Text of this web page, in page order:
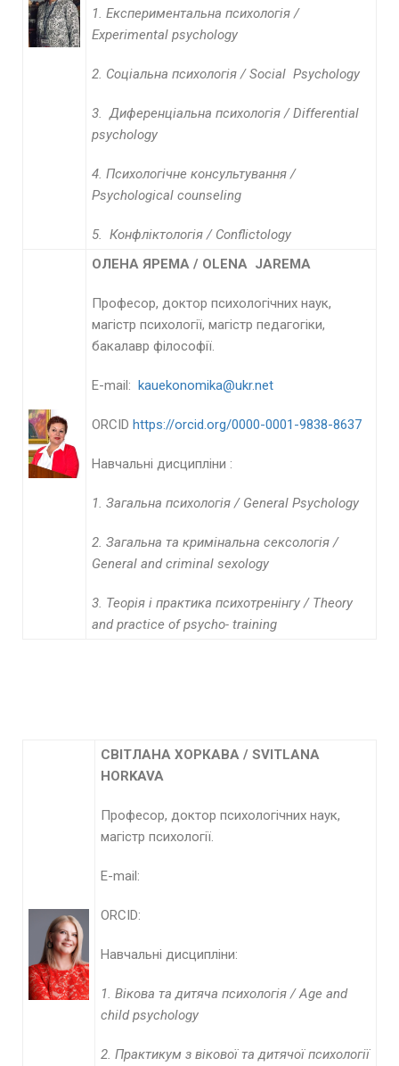
1. Експериментальна психологія /
Experimental psychology
2. Соціальна психологія /Social Psychology
3.Диференціальна психологія /Differential
psychology
4. Психологічне консультування /
Psychological counseling
5. Конфліктологія / Conflictology
ОЛЕНА ЯРЕМА / OLENA JAREMA
Професор, доктор психологічних наук,
магістр психології, магістр педагогіки,
бакалавр філософії.
E-mail: kauekonomika@ukr.net
ORCID https://orcid.org/0000-0001-9838-8637
Навчальні дисципліни :
1. Загальна психологія / General Psychology
2. Загальна та кримінальна сексологія /
General and criminal sexology
3. Теорія і практика психотренінгу / Theory
and practice of psycho- training
СВІТЛАНА ХОРКАВА / SVITLANA
HORKAVA
Професор, доктор психологічних наук,
магістр психології.
E-mail:
ORCID:
Навчальні дисципліни:
1. Вікова та дитяча психологія /Age and
child psychology
2. Практикум з вікової та дитячої психології